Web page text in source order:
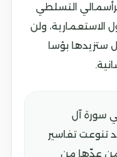
التسلطي
الاستعمارية، ولن
ستزيدها بؤسا
سورة آل
تنوعت تفاسير
من عدّها من